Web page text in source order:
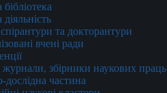
та докторантури
вчені ради
журнали, збірники наукових праць
дослідна частина